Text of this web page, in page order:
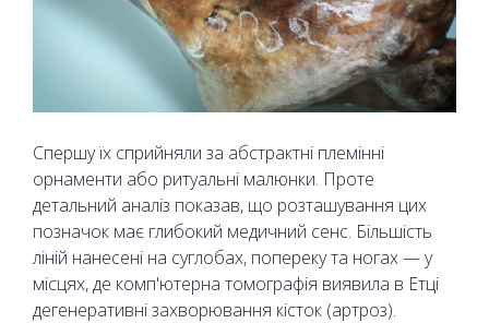
Спершу їх сприйняли за абстрактні племінні
орнаменти або ритуальні малюнки. Проте
детальний аналіз показав, що розташування цих
позначок має глибокий медичний сенс. Більшість
ліній нанесені на суглобах, попереку та ногах — у
місцях, де комп'ютерна томографія виявила в Етці
дегенеративні захворювання кісток (артроз).